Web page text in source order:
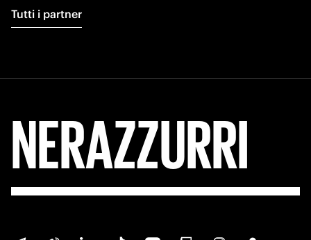
Tutti i partner
NERAZZURRI